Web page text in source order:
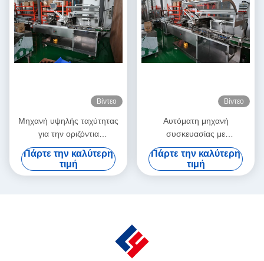
Βίντεο
Μηχανή υψηλής ταχύτητας
για την οριζόντια
αυτοματοποίηση (LYWZH-
260) Συνεχή κίνηση
δευτερογενούς συσκευασίας
Πάρτε την καλύτερη
τιμή
Βίντεο
Αυτόματη μηχανή
συσκευασίας με
ενσωμάτωση κυψελών
(LYWZH-200) Μεσαίας έως
υψηλής ταχύτητας
Πάρτε την καλύτερη
τιμή